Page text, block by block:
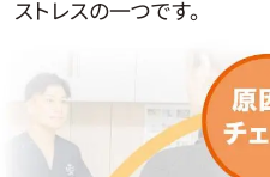
ストレスの一つです。